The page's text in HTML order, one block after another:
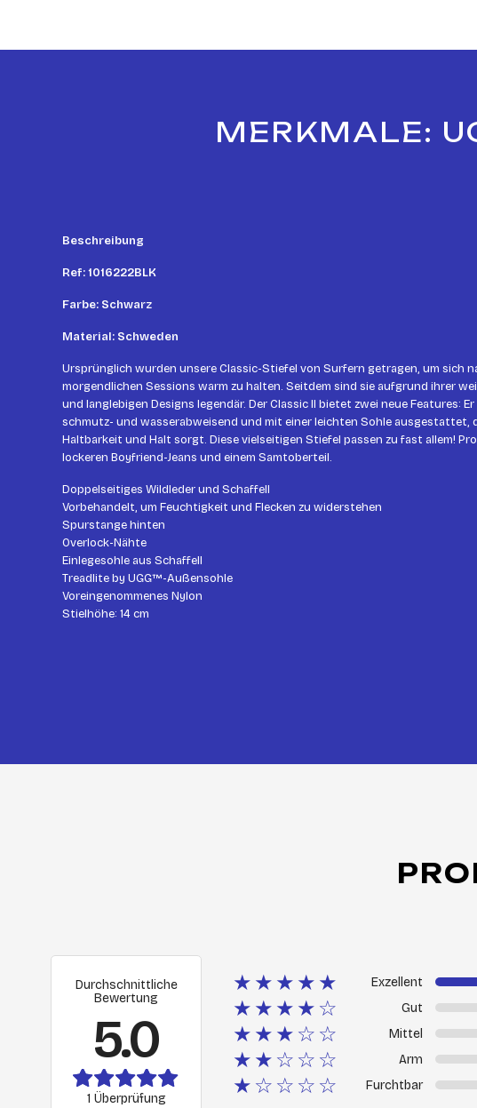
MERKMALE:
Beschreibung
Ref: 1016222BLK
Farbe: Schwarz
Material: Schweden
Ursprünglich wurden unsere Classic-Stiefel von Surfern getragen, um sich
morgendlichen Sessions warm zu halten. Seitdem sind sie aufgrund ihrer
und langlebigen Designs legendär. Der Classic II bietet zwei neue Features:
schmutz- und wasserabweisend und mit einer leichten Sohle ausgestattet,
Haltbarkeit und Halt sorgt. Diese vielseitigen Stiefel passen zu fast allem!
lockeren Boyfriend-Jeans und einem Samtoberteil.
Doppelseitiges Wildleder und Schaffell
Vorbehandelt, um Feuchtigkeit und Flecken zu widerstehen
Spurstange hinten
Overlock-Nähte
Einlegesohle aus Schaffell
Treadlite by UGG™-Außensohle
Voreingenommenes Nylon
Stielhöhe: 14 cm
Durchschnittliche
Bewertung
5.0
1 Überprüfung
★★★★★ Exzellent
★★★★☆ Gut
★★★☆☆ Mittel
★★☆☆☆ Arm
★☆☆☆☆ Furchtbar